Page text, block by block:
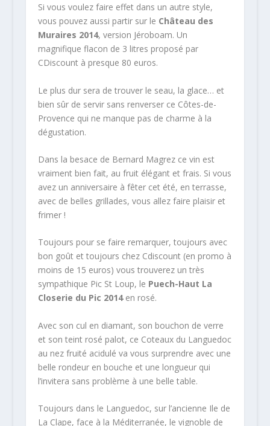
Si vous voulez faire effet dans un autre style,
vous pouvez aussi partir sur le Château des
Muraires 2014, version Jéroboam. Un
magnifique flacon de 3 litres proposé par
CDiscount à presque 80 euros.
Le plus dur sera de trouver le seau, la glace… et
bien sûr de servir sans renverser ce Côtes-de-
Provence qui ne manque pas de charme à la
dégustation.
Dans la besace de Bernard Magrez ce vin est
vraiment bien fait, au fruit élégant et frais. Si vous
avez un anniversaire à fêter cet été, en terrasse,
avec de belles grillades, vous allez faire plaisir et
frimer !
Toujours pour se faire remarquer, toujours avec
bon goût et toujours chez Cdiscount (en promo à
moins de 15 euros) vous trouverez un très
sympathique Pic St Loup, le Puech-Haut La
Closerie du Pic 2014en rosé.
Avec son cul en diamant, son bouchon de verre
et son teint rosé palot, ce Coteaux du Languedoc
au nez fruité acidulé va vous surprendre avec une
belle rondeur en bouche et une longueur qui
l’invitera sans problème à une belle table.
Toujours dans le Languedoc, sur l’ancienne Ile de
La Clape, face à la Méditerranée, le vignoble de